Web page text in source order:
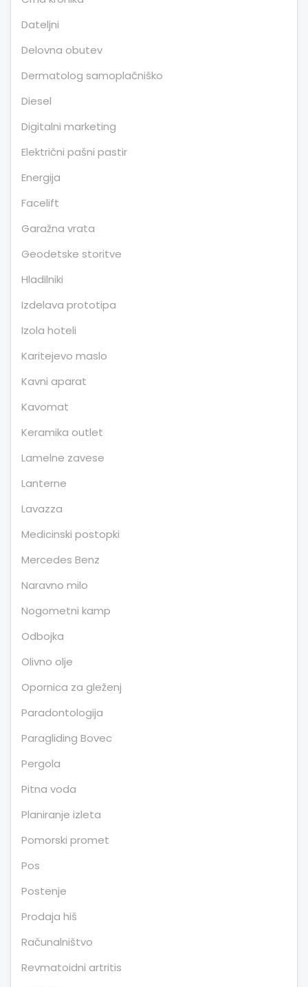
Dateljni
Delovna obutev
Dermatolog samoplačniško
Diesel
Digitalni marketing
Električni pašni pastir
Energija
Facelift
Garažna vrata
Geodetske storitve
Hladilniki
Izdelava prototipa
Izola hoteli
Karitejevo maslo
Kavni aparat
Kavomat
Keramika outlet
Lamelne zavese
Lanterne
Lavazza
Medicinski postopki
Mercedes Benz
Naravno milo
Nogometni kamp
Odbojka
Olivno olje
Opornica za gleženj
Paradontologija
Paragliding Bovec
Pergola
Pitna voda
Planiranje izleta
Pomorski promet
Pos
Postenje
Prodaja hiš
Računalništvo
Revmatoidni artritis